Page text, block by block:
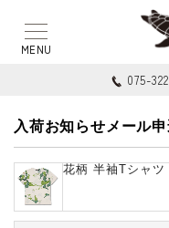
075-
入荷お知らせメール
花柄 半袖Tシャツ